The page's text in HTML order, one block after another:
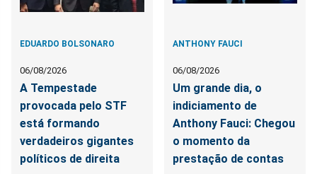
EDUARDO BOLSONARO
06/08/2026
A Tempestade
provocada pelo STF
está formando
verdadeiros gigantes
políticos de direita
ANTHONY FAUCI
06/08/2026
Um grande dia, o
indiciamento de
Anthony Fauci: Chegou
o momento da
prestação de contas